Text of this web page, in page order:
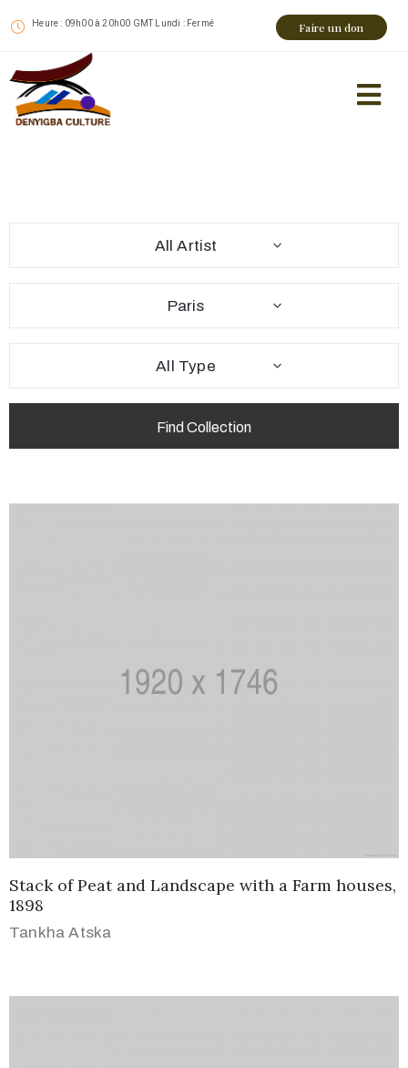
Heure : 09h00 à 20h00 GMT Lundi : Fermé Faire un don
All Artist
Paris
All Type
Stack of Peat and Landscape with a Farm houses,
1898
Tankha Atska